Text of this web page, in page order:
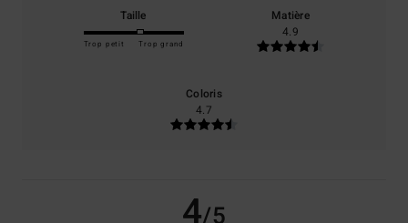
Taille
Trop petit Trop grand
Matière
4.9
Coloris
4.7
4